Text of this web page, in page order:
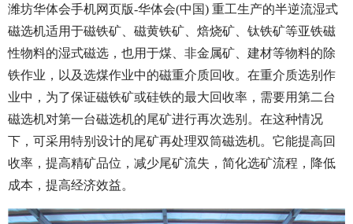
潍坊华体会手机网页版-华体会(中国) 重工生产的半逆流湿式
磁选机适用于磁铁矿、磁黄铁矿、焙烧矿、钛铁矿等亚铁磁
性物料的湿式磁选，也用于煤、非金属矿、建材等物料的除
铁作业，以及选煤作业中的磁重介质回收。在重介质选别作
业中，为了保证磁铁矿或硅铁的最大回收率，需要用第二台
磁选机对第一台磁选机的尾矿进行再次选别。在这种情况
下，可采用特别设计的尾矿再处理双筒磁选机。它能提高回
收率，提高精矿品位，减少尾矿流失，简化选矿流程，降低
成本，提高经济效益。